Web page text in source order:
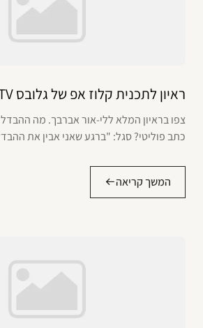
ראיון לתכנית קלוז אפ של גלובס TV
צפו בראיון המלא ללי-אור אברבך. מה ההבדל
כתב פוליטי? סגל: "ברגע שאני אבין את
המשך קריאה